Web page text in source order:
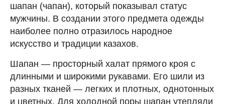
шапан (чапан), который показывал статус
мужчины. В создании этого предмета одежды
наиболее полно отразилось народное
искусство и традиции казахов.
Шапан — просторный халат прямого кроя с
длинными и широкими рукавами. Его шили из
разных тканей — легких и плотных, однотонных
и цветных. Для холодной поры шапан утепляли